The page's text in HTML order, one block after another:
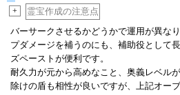
+
霊宝作成の注意点
バーサークさせるかどうかで運用が異な
プダメージを補うのにも、補助役として
ズペーストが便利です。
耐久力が元から高めなこと、奥義レベル
除けの盾も相性が良いですが、上記オー